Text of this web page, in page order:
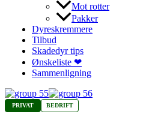
Mot rotter
Pakker
Dyreskremmere
Tilbud
Skadedyr tips
Ønskeliste ❤
Sammenligning
PRIVAT BEDRIFT